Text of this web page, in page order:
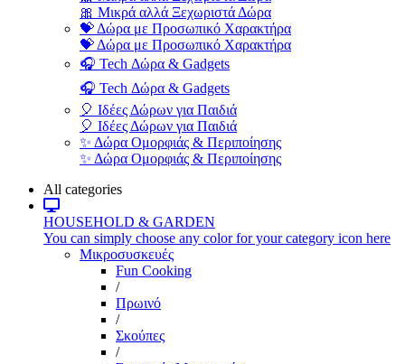
🎀 Μικρά αλλά Ξεχωριστά Δώρα
💝 Δώρα με Προσωπικό Χαρακτήρα
💝 Δώρα με Προσωπικό Χαρακτήρα
🎧 Tech Δώρα & Gadgets
🎧 Tech Δώρα & Gadgets
🎈 Ιδέες Δώρων για Παιδιά
🎈 Ιδέες Δώρων για Παιδιά
✨ Δώρα Ομορφιάς & Περιποίησης
✨ Δώρα Ομορφιάς & Περιποίησης
All categories
HOUSEHOLD & GARDEN
You can simply choose any color for your category icon here
Μικροσυσκευές
Fun Cooking
/
Πρωινό
/
Σκούπες
/